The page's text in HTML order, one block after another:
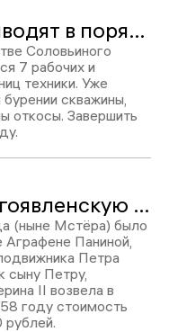
Во Владимире приводят в порядок Соловьиный пруд
Соловьиного
7 рабочих и
техники. Уже
скважины,
откосы. Завершить
282 года назад Богоявленскую слободу пожаловали Аграфене Паниной
(ныне Мстёра) было
Аграфене Паниной,
Петра
сыну Петру,
II возвела в
году стоимость